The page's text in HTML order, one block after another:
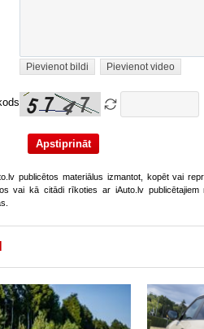
Pievienot bildi Pievienot video
publicētos materiālus izmantot, kopēt vai
vai kā citādi rīkoties ar iAuto.lv